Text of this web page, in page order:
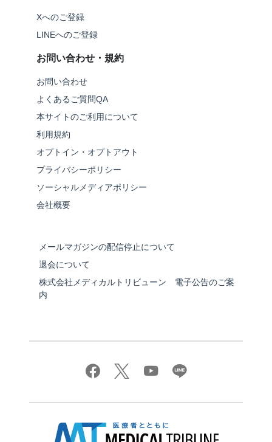
Xへのご登録
LINEへのご登録
お問い合わせ・規約
お問い合わせ
よくあるご質問QA
本サイトのご利用について
利用規約
オプトイン・オプトアウト
プライバシーポリシー
ソーシャルメディアポリシー
会社概要
メールマガジンの配信停止について
退会について
株式会社メディカルトリビューン 電子公告のご案
内